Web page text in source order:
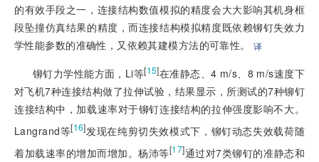
的有效手段之一，连接结构数值模拟的精度会大大影响其机身框
段坠撞仿真结果的精度，而连接结构模拟精度既依赖铆钉失效力
学性能参数的准确性，又依赖其建模方法的可靠性。
译
铆钉力学性能方面，Li等[15]在准静态、4 m/s、8 m/s速度下
对飞机7种连接结构做了拉伸试验，结果显示，所测试的7种铆钉
连接结构中，加载速率对于铆钉连接结构的拉伸强度影响不大。
Langrand等[16]发现在纯剪切失效模式下，铆钉动态失效载荷随
着加载速率的增加而增加。杨沛等[17]通过对7类铆钉的准静态和